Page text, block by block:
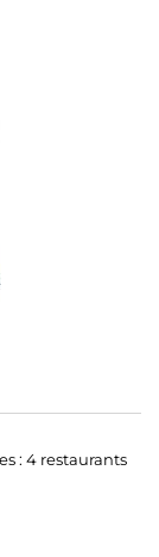
: 4 restaurants